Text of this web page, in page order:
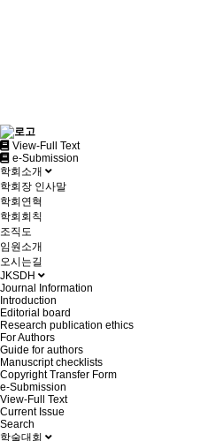
View-Full Text
e-Submission
학회소개
학회장 인사말
학회연혁
학회회칙
조직도
임원소개
오시는길
JKSDH
Journal Information
Introduction
Editorial board
Research publication ethics
For Authors
Guide for authors
Manuscript checklists
Copyright Transfer Form
e-Submission
View-Full Text
Current Issue
Search
학술대회